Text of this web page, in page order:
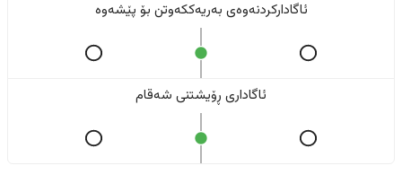
ئاگادارکردنەوەی بەریەککەوتن بۆ پێشەوە
ئاگاداری ڕۆیشتنی شەقام